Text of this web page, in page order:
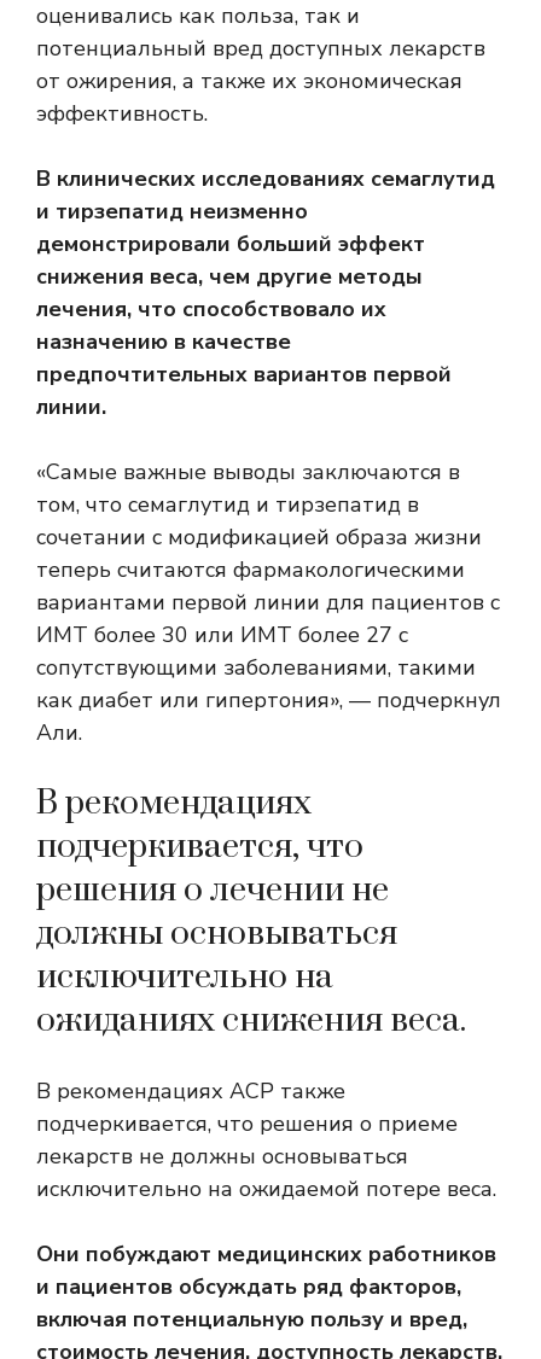
оценивались как польза, так и
потенциальный вред доступных лекарств
от ожирения, а также их экономическая
эффективность.
В клинических исследованиях семаглутид
и тирзепатид неизменно
демонстрировали больший эффект
снижения веса, чем другие методы
лечения, что способствовало их
назначению в качестве
предпочтительных вариантов первой
линии.
«Самые важные выводы заключаются в
том, что семаглутид и тирзепатид в
сочетании с модификацией образа жизни
теперь считаются фармакологическими
вариантами первой линии для пациентов с
ИМТ более 30 или ИМТ более 27 с
сопутствующими заболеваниями, такими
как диабет или гипертония», — подчеркнул
Али.
В рекомендациях
подчеркивается, что
решения о лечении не
должны основываться
исключительно на
ожиданиях снижения веса.
В рекомендациях ACP также
подчеркивается, что решения о приеме
лекарств не должны основываться
исключительно на ожидаемой потере веса.
Они побуждают медицинских работников
и пациентов обсуждать ряд факторов,
включая потенциальную пользу и вред,
стоимость лечения, доступность лекарств,